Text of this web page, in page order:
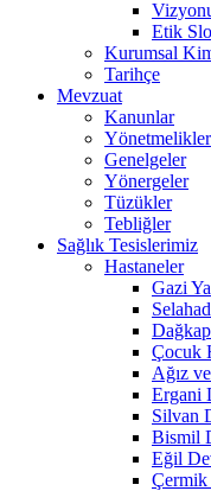
Etik
Kurumsal
Tarihçe
Mevzuat
Kanunlar
Yönetmelikler
Genelgeler
Yönergeler
Tüzükler
Tebliğler
Sağlık Tesislerimiz
Hastaneler
Gazi
Çocuk
Ağız
Ergani
Silvan
Bismil
Eğil
Çermik